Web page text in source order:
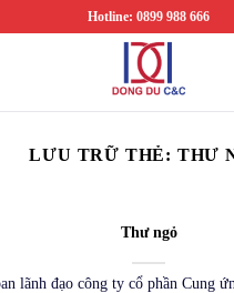
Hotline: 0899 988 666
LƯU TRỮ THẺ: THƯ
Thư ngỏ
lãnh đạo công ty cổ phần Cung